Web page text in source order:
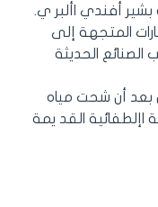
أفندي األبر ي.
المتجهة إلى
مكتب الصنائع الحديثة
التل بعد أن شحت مياه
القد يمة